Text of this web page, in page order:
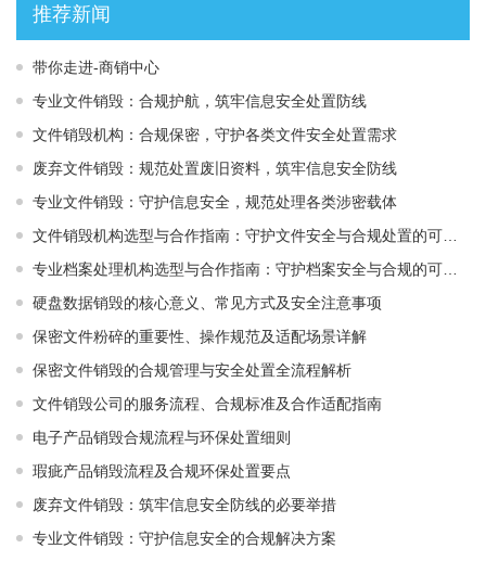
推荐新闻
带你走进-商销中心
专业文件销毁：合规护航，筑牢信息安全处置防线
文件销毁机构：合规保密，守护各类文件安全处置需求
废弃文件销毁：规范处置废旧资料，筑牢信息安全防线
专业文件销毁：守护信息安全，规范处理各类涉密载体
文件销毁机构选型与合作指南：守护文件安全与合规处置的可靠选择
专业档案处理机构选型与合作指南：守护档案安全与合规的可靠伙伴
硬盘数据销毁的核心意义、常见方式及安全注意事项
保密文件粉碎的重要性、操作规范及适配场景详解
保密文件销毁的合规管理与安全处置全流程解析
文件销毁公司的服务流程、合规标准及合作适配指南
电子产品销毁合规流程与环保处置细则
瑕疵产品销毁流程及合规环保处置要点
废弃文件销毁：筑牢信息安全防线的必要举措
专业文件销毁：守护信息安全的合规解决方案